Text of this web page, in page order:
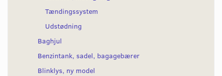
Tændingssystem
Udstødning
Baghjul
Benzintank, sadel, bagagebærer
Blinklys, ny model